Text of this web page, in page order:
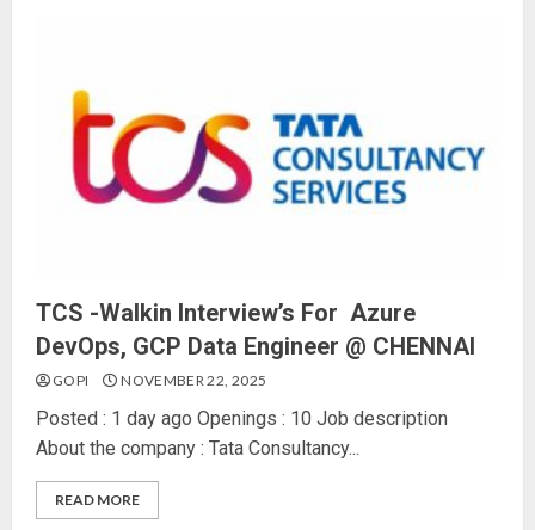
TCS -Walkin Interview’s For Azure
DevOps, GCP Data Engineer @ CHENNAI
GOPI NOVEMBER 22, 2025
Posted : 1 day ago Openings : 10 Job description
About the company : Tata Consultancy...
READ MORE